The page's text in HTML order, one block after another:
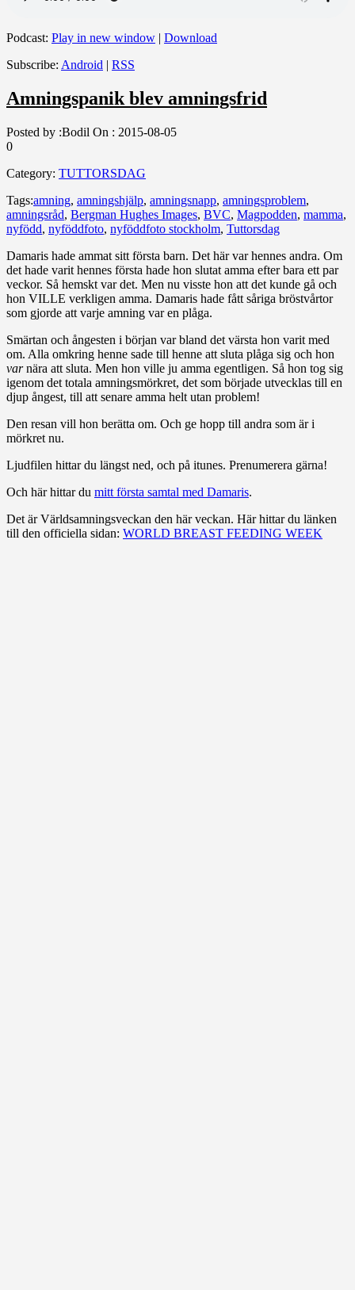
Podcast: Play in new window | Download
Subscribe: Android | RSS
Amningspanik blev amningsfrid
Posted by :Bodil On : 2015-08-05
0
Category: TUTTORSDAG
Tags:amning, amningshjälp, amningsnapp, amningsproblem,
amningsråd, Bergman Hughes Images, BVC, Magpodden, mamma,
nyfödd, nyföddfoto, nyföddfoto stockholm, Tuttorsdag
Damaris hade ammat sitt första barn. Det här var hennes andra. Om
det hade varit hennes första hade hon slutat amma efter bara ett par
veckor. Så hemskt var det. Men nu visste hon att det kunde gå och
hon VILLE verkligen amma. Damaris hade fått såriga bröstvårtor
som gjorde att varje amning var en plåga.
Smärtan och ångesten i början var bland det värsta hon varit med
om. Alla omkring henne sade till henne att sluta plåga sig och hon
varnära att sluta. Men hon ville ju amma egentligen. Så hon tog sig
igenom det totala amningsmörkret, det som började utvecklas till en
djup ångest, till att senare amma helt utan problem!
Den resan vill hon berätta om. Och ge hopp till andra som är i
mörkret nu.
Ljudfilen hittar du längst ned, och på itunes. Prenumerera gärna!
Och här hittar du mitt första samtal med Damaris.
Det är Världsamningsveckan den här veckan. Här hittar du länken
till den officiella sidan: WORLD BREAST FEEDING WEEK